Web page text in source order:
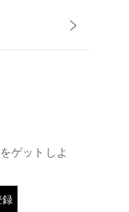
ゲットしよ
録